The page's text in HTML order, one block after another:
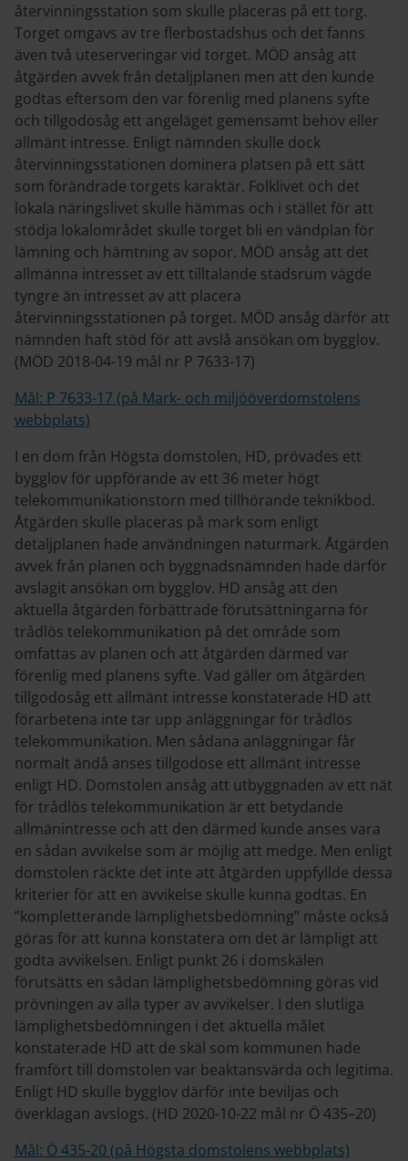
återvinningsstation som skulle placeras på ett torg.
Torget omgavs av tre flerbostadshus och det fanns
även två uteserveringar vid torget. MÖD ansåg att
åtgärden avvek från detaljplanen men att den kunde
godtas eftersom den var förenlig med planens syfte
och tillgodosåg ett angeläget gemensamt behov eller
allmänt intresse. Enligt nämnden skulle dock
återvinningsstationen dominera platsen på ett sätt
som förändrade torgets karaktär. Folklivet och det
lokala näringslivet skulle hämmas och i stället för att
stödja lokalområdet skulle torget bli en vändplan för
lämning och hämtning av sopor. MÖD ansåg att det
allmänna intresset av ett tilltalande stadsrum vägde
tyngre än intresset av att placera
återvinningsstationen på torget. MÖD ansåg därför att
nämnden haft stöd för att avslå ansökan om bygglov.
(MÖD 2018-04-19 mål nr P 7633-17)
Mål: P 7633-17 (på Mark- och miljööverdomstolens
webbplats)
I en dom från Högsta domstolen, HD, prövades ett
bygglov för uppförande av ett 36 meter högt
telekommunikationstorn med tillhörande teknikbod.
Åtgärden skulle placeras på mark som enligt
detaljplanen hade användningen naturmark. Åtgärden
avvek från planen och byggnadsnämnden hade därför
avslagit ansökan om bygglov. HD ansåg att den
aktuella åtgärden förbättrade förutsättningarna för
trådlös telekommunikation på det område som
omfattas av planen och att åtgärden därmed var
förenlig med planens syfte. Vad gäller om åtgärden
tillgodosåg ett allmänt intresse konstaterade HD att
förarbetena inte tar upp anläggningar för trådlös
telekommunikation. Men sådana anläggningar får
normalt ändå anses tillgodose ett allmänt intresse
enligt HD. Domstolen ansåg att utbyggnaden av ett nät
för trådlös telekommunikation är ett betydande
allmänintresse och att den därmed kunde anses vara
en sådan avvikelse som är möjlig att medge. Men enligt
domstolen räckte det inte att åtgärden uppfyllde dessa
kriterier för att en avvikelse skulle kunna godtas. En
”kompletterande lämplighetsbedömning” måste också
göras för att kunna konstatera om det är lämpligt att
godta avvikelsen. Enligt punkt 26 i domskälen
förutsätts en sådan lämplighetsbedömning göras vid
prövningen av alla typer av avvikelser. I den slutliga
lämplighetsbedömningen i det aktuella målet
konstaterade HD att de skäl som kommunen hade
framfört till domstolen var beaktansvärda och legitima.
Enligt HD skulle bygglov därför inte beviljas och
överklagan avslogs. (HD 2020-10-22 mål nr Ö 435–20)
Mål: Ö 435-20 (på Högsta domstolens webbplats)